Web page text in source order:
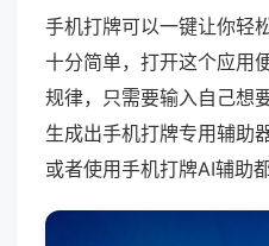
手机打牌可以一键让你轻
十分简单，打开这个应用
规律，只需要输入自己想
生成出手机打牌专用辅助
或者使用手机打牌AI辅助